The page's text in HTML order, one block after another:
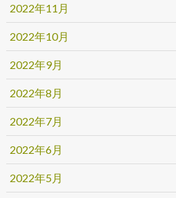
2022年11月
2022年10月
2022年9月
2022年8月
2022年7月
2022年6月
2022年5月